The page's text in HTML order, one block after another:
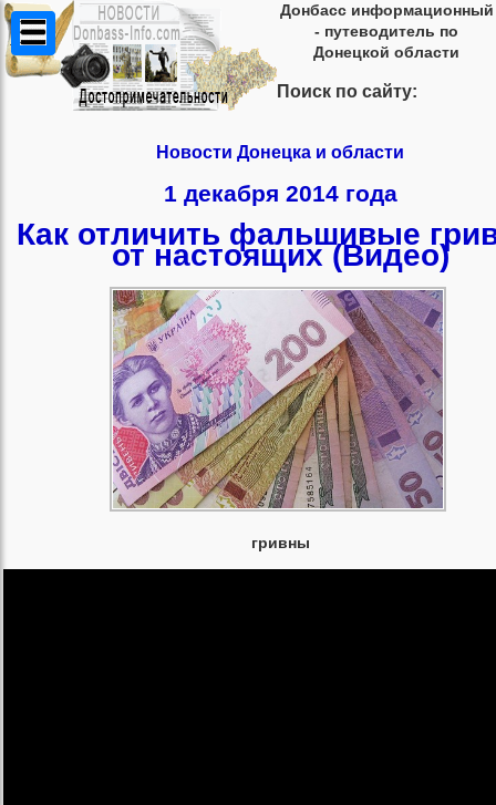
Донбасс информационный
- путеводитель по
Донецкой области
Поиск по сайту:
Новости Донецка и области
1 декабря 2014 года
Как отличить фальшивые
от настоящих (Видео)
гривны